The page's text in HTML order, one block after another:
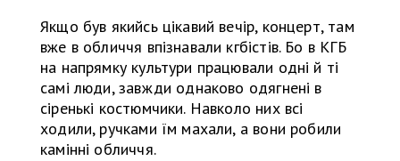
Якщо був якийсь цікавий вечір, концерт, там
вже в обличчя впізнавали кгбістів. Бо в КГБ
на напрямку культури працювали одні й ті
самі люди, завжди однаково одягнені в
сіренькі костюмчики. Навколо них всі
ходили, ручками їм махали, а вони робили
камінні обличчя.